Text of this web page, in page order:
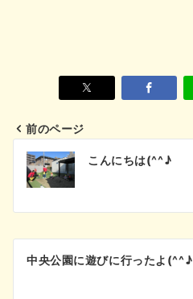
投
稿
ビ
前のページ
こんにちは(^^♪
中央公園に遊びに行ったよ(^^♪